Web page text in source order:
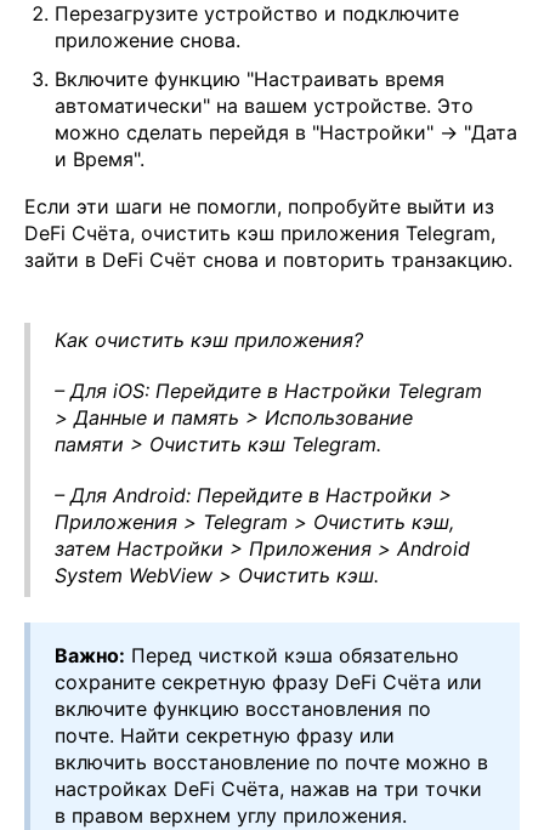
Перезагрузите устройство и подключите
приложение снова.
Включите функцию "Настраивать время
автоматически" на вашем устройстве. Это
можно сделать перейдя в "Настройки" → "Дата
и Время".
Если эти шаги не помогли, попробуйте выйти из
DeFi Счёта, очистить кэш приложения Telegram,
зайти в DeFi Счёт снова и повторить транзакцию.
Как очистить кэш приложения?
– Для iOS: Перейдите в Настройки Telegram
> Данные и память > Использование
памяти > Очистить кэш Telegram.
– Для Android: Перейдите в Настройки >
Приложения > Telegram > Очистить кэш,
затем Настройки > Приложения > Android
System WebView > Очистить кэш.
Важно: Перед чисткой кэша обязательно
сохраните cекретную фразу DeFi Счёта или
включите функцию восстановления по
почте. Найти секретную фразу или
включить восстановление по почте можно в
настройках DeFi Счёта, нажав на три точки
в правом верхнем углу приложения.